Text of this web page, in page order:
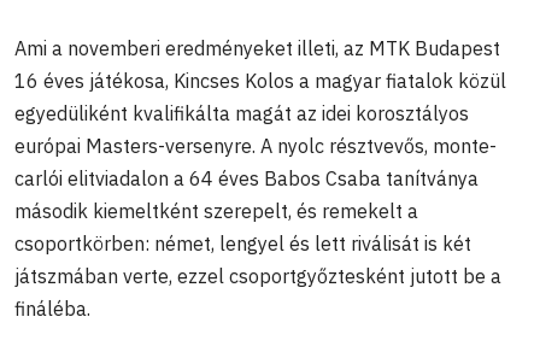
Ami a novemberi eredményeket illeti, az MTK Budapest
16 éves játékosa, Kincses Kolos a magyar fiatalok közül
egyedüliként kvalifikálta magát az idei korosztályos
európai Masters-versenyre. A nyolc résztvevős, monte-
carlói elitviadalon a 64 éves Babos Csaba tanítványa
második kiemeltként szerepelt, és remekelt a
csoportkörben: német, lengyel és lett riválisát is két
játszmában verte, ezzel csoportgyőztesként jutott be a
fináléba.